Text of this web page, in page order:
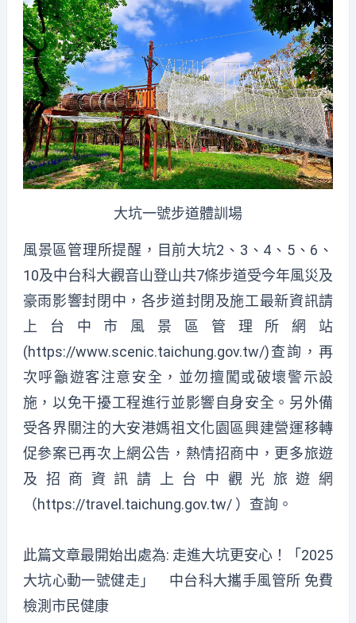
大坑一號步道體訓場
風景區管理所提醒，目前大坑2、3、4、5、6、
10及中台科大觀音山登山共7條步道受今年風災及
豪雨影響封閉中，各步道封閉及施工最新資訊請
上台中市風景區管理所網站
(https://www.scenic.taichung.gov.tw/)查詢，再
次呼籲遊客注意安全，並勿擅闖或破壞警示設
施，以免干擾工程進行並影響自身安全。另外備
受各界關注的大安港媽祖文化園區興建營運移轉
促參案已再次上網公告，熱情招商中，更多旅遊
及招商資訊請上台中觀光旅遊網
（https://travel.taichung.gov.tw/）查詢。
此篇文章最開始出處為: 走進大坑更安心！「2025
大坑心動一號健走」 中台科大攜手風管所 免費
檢測市民健康